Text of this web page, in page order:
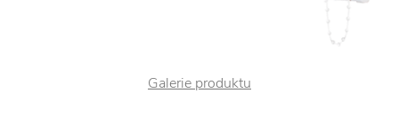
Galerie produktu